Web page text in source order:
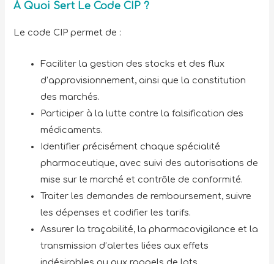
À Quoi Sert Le Code CIP ?
Le code CIP permet de :
Faciliter la gestion des stocks et des flux
d’approvisionnement, ainsi que la constitution
des marchés.
Participer à la lutte contre la falsification des
médicaments.
Identifier précisément chaque spécialité
pharmaceutique, avec suivi des autorisations de
mise sur le marché et contrôle de conformité.
Traiter les demandes de remboursement, suivre
les dépenses et codifier les tarifs.
Assurer la traçabilité, la pharmacovigilance et la
transmission d’alertes liées aux effets
indésirables ou aux rappels de lots.